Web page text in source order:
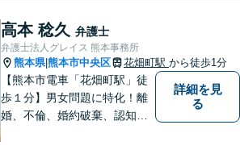
高本 稔久 弁護士
弁護士法人グレイス 熊本事務所
熊本県|熊本市中央区 花畑町駅 から徒歩1分
【熊本市電車「花畑町駅」徒
歩１分】男女問題に特化！離
婚、不倫、婚約破棄、認知、
詳細を見
る